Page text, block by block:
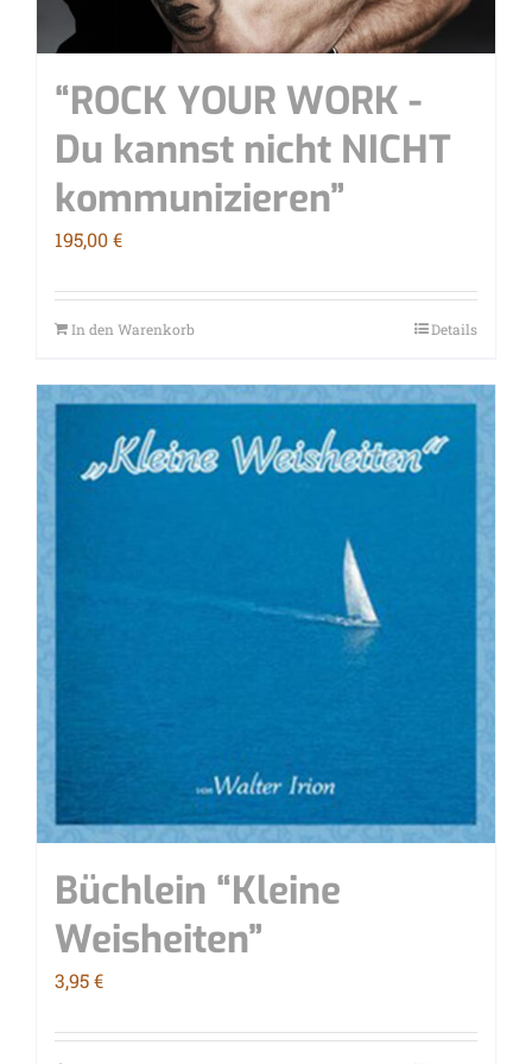
“ROCK YOUR WORK -
Du kannst nicht NICHT
kommunizieren”
195,00€
In den Warenkorb Details
Büch­lein “Klei­ne
Weisheiten”
3,95€